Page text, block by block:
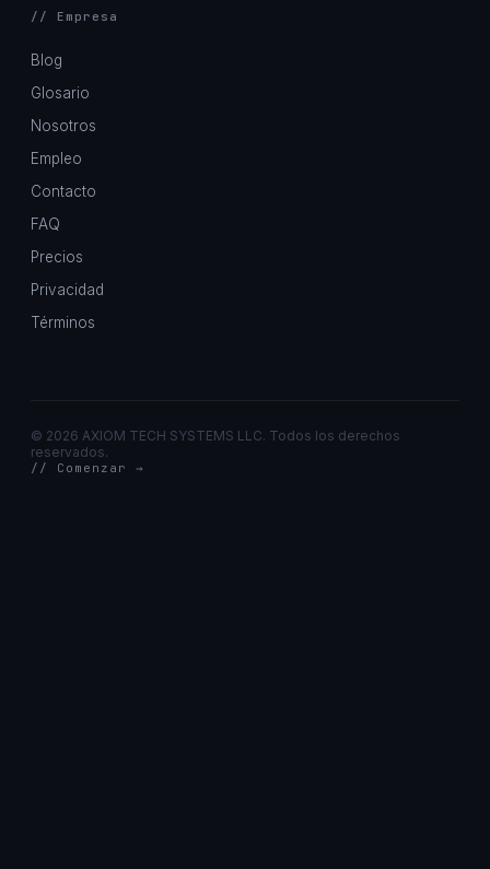
// Empresa
Blog
Glosario
Nosotros
Empleo
Contacto
FAQ
Precios
Privacidad
Términos
© 2026 AXIOM TECH SYSTEMS LLC. Todos los derechos
reservados.
// Comenzar →